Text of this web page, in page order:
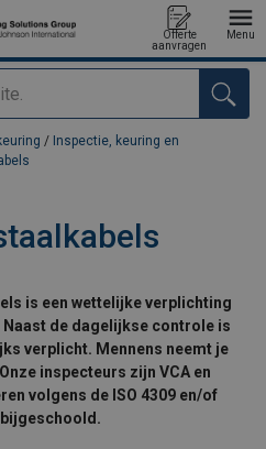
Offerte
aanvragen
Menu
/ Inspectie, keuring en
is een wettelijke verplichting
de dagelijkse controle is
verplicht. Mennens neemt je
inspecteurs zijn VCA en
volgens de ISO 4309 en/of
bijgeschoold.